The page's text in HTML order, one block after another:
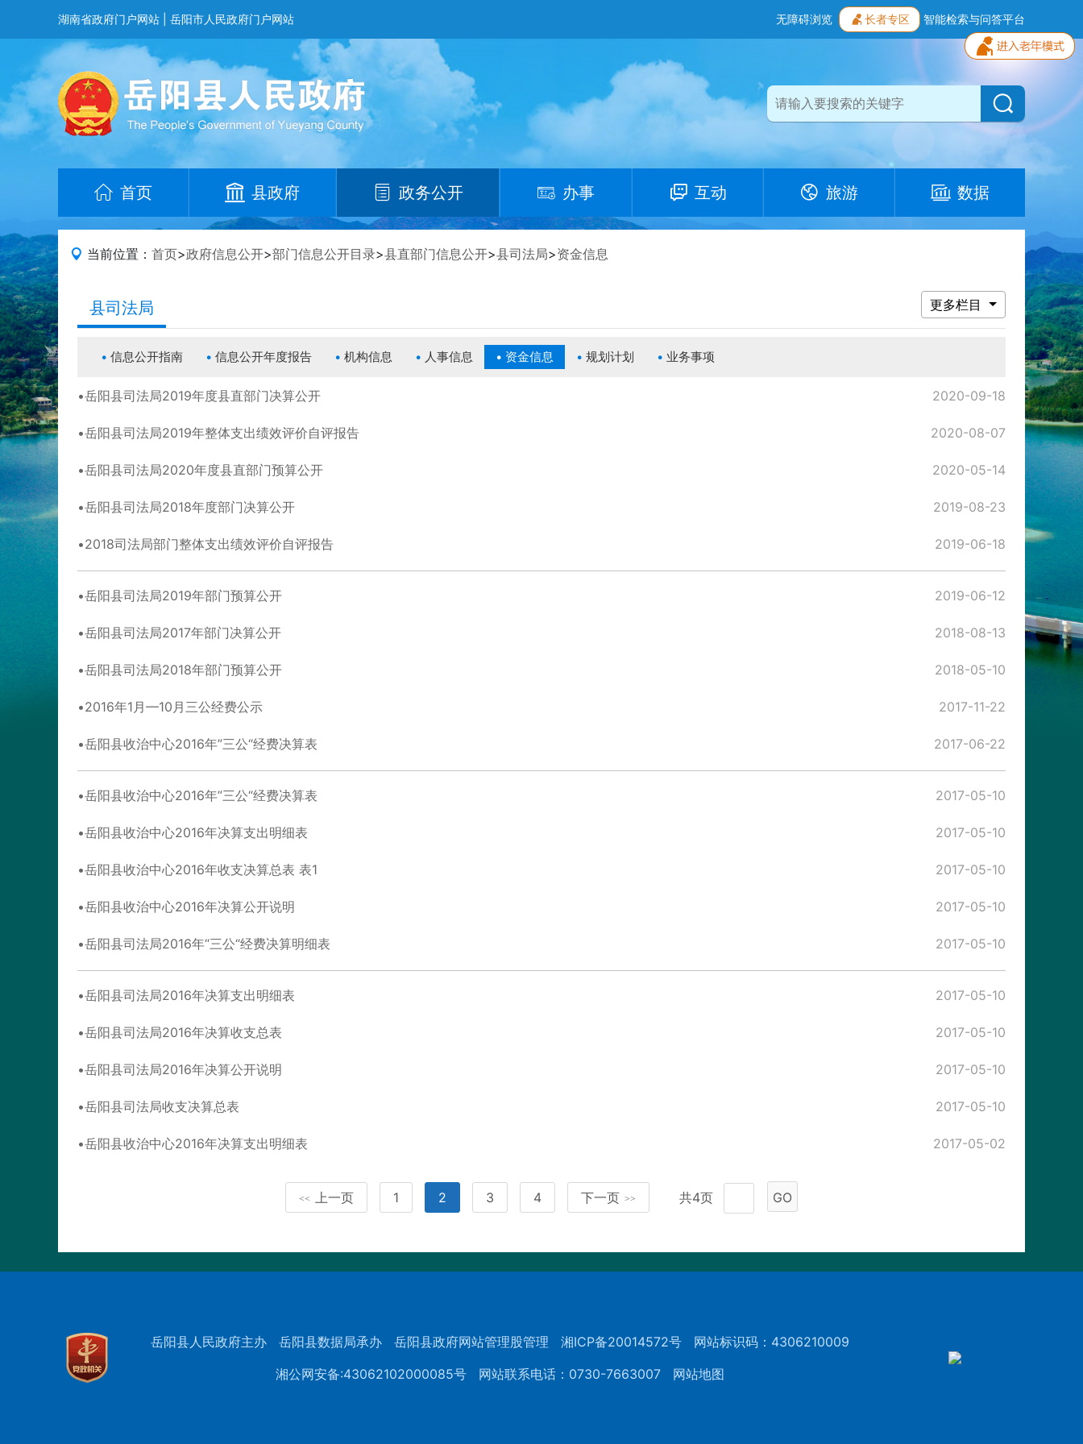
湖南省政府门户网站 岳阳市人民政府门户网站 无障碍浏览 长者专区 智能检索与问答平台
首页 县政府 政务公开 办事 互动 旅游 数据
当前位置： 首页>政府信息公开>部门信息公开目录>县直部门信息公开>县司法局>资金信息
县司法局 更多栏目
信息公开指南 信息公开年度报告 机构信息 人事信息 资金信息 规划计划 业务事项
岳阳县司法局2019年度县直部门决算公开 2020-09-18
岳阳县司法局2019年整体支出绩效评价自评报告 2020-08-07
岳阳县司法局2020年度县直部门预算公开 2020-05-14
岳阳县司法局2018年度部门决算公开 2019-08-23
2018司法局部门整体支出绩效评价自评报告 2019-06-18
岳阳县司法局2019年部门预算公开 2019-06-12
岳阳县司法局2017年部门决算公开 2018-08-13
岳阳县司法局2018年部门预算公开 2018-05-10
2016年1月—10月三公经费公示 2017-11-22
岳阳县收治中心2016年”三公“经费决算表 2017-06-22
岳阳县收治中心2016年”三公“经费决算表 2017-05-10
岳阳县收治中心2016年决算支出明细表 2017-05-10
岳阳县收治中心2016年收支决算总表 表1 2017-05-10
岳阳县收治中心2016年决算公开说明 2017-05-10
岳阳县司法局2016年“三公“经费决算明细表 2017-05-10
岳阳县司法局2016年决算支出明细表 2017-05-10
岳阳县司法局2016年决算收支总表 2017-05-10
岳阳县司法局2016年决算公开说明 2017-05-10
岳阳县司法局收支决算总表 2017-05-10
岳阳县收治中心2016年决算支出明细表 2017-05-02
<< 上一页 1 2 3 4 下一页 >> 共4页 GO
岳阳县人民政府主办 岳阳县数据局承办 岳阳县政府网站管理股管理 湘ICP备20014572号
网站标识码：4306210009
湘公网安备:43062102000085号
网站联系电话：0730-7663007 网站地图